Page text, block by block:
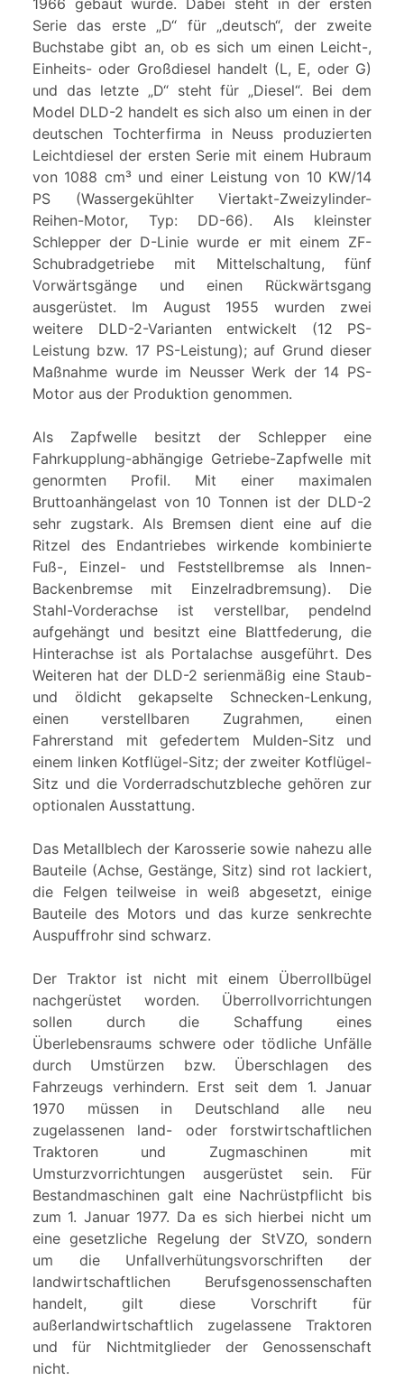
1966 gebaut wurde. Dabei steht in der ersten
Serie das erste „D“ für „deutsch“, der zweite
Buchstabe gibt an, ob es sich um einen Leicht-,
Einheits- oder Großdiesel handelt (L, E, oder G)
und das letzte „D“ steht für „Diesel“. Bei dem
Model DLD-2 handelt es sich also um einen in der
deutschen Tochterfirma in Neuss produzierten
Leichtdiesel der ersten Serie mit einem Hubraum
von 1088 cm³ und einer Leistung von 10 KW/14
PS (Wassergekühlter Viertakt-Zweizylinder-
Reihen-Motor, Typ: DD-66). Als kleinster
Schlepper der D-Linie wurde er mit einem ZF-
Schubradgetriebe mit Mittelschaltung, fünf
Vorwärtsgänge und einen Rückwärtsgang
ausgerüstet. Im August 1955 wurden zwei
weitere DLD-2-Varianten entwickelt (12 PS-
Leistung bzw. 17 PS-Leistung); auf Grund dieser
Maßnahme wurde im Neusser Werk der 14 PS-
Motor aus der Produktion genommen.
Als Zapfwelle besitzt der Schlepper eine
Fahrkupplung-abhängige Getriebe-Zapfwelle mit
genormten Profil. Mit einer maximalen
Bruttoanhängelast von 10 Tonnen ist der DLD-2
sehr zugstark. Als Bremsen dient eine auf die
Ritzel des Endantriebes wirkende kombinierte
Fuß-, Einzel- und Feststellbremse als Innen-
Backenbremse mit Einzelradbremsung). Die
Stahl-Vorderachse ist verstellbar, pendelnd
aufgehängt und besitzt eine Blattfederung, die
Hinterachse ist als Portalachse ausgeführt. Des
Weiteren hat der DLD-2 serienmäßig eine Staub-
und öldicht gekapselte Schnecken-Lenkung,
einen verstellbaren Zugrahmen, einen
Fahrerstand mit gefedertem Mulden-Sitz und
einem linken Kotflügel-Sitz; der zweiter Kotflügel-
Sitz und die Vorderradschutzbleche gehören zur
optionalen Ausstattung.
Das Metallblech der Karosserie sowie nahezu alle
Bauteile (Achse, Gestänge, Sitz) sind rot lackiert,
die Felgen teilweise in weiß abgesetzt, einige
Bauteile des Motors und das kurze senkrechte
Auspuffrohr sind schwarz.
Der Traktor ist nicht mit einem Überrollbügel
nachgerüstet worden. Überrollvorrichtungen
sollen durch die Schaffung eines
Überlebensraums schwere oder tödliche Unfälle
durch Umstürzen bzw. Überschlagen des
Fahrzeugs verhindern. Erst seit dem 1. Januar
1970 müssen in Deutschland alle neu
zugelassenen land- oder forstwirtschaftlichen
Traktoren und Zugmaschinen mit
Umsturzvorrichtungen ausgerüstet sein. Für
Bestandmaschinen galt eine Nachrüstpflicht bis
zum 1. Januar 1977. Da es sich hierbei nicht um
eine gesetzliche Regelung der StVZO, sondern
um die Unfallverhütungsvorschriften der
landwirtschaftlichen Berufsgenossenschaften
handelt, gilt diese Vorschrift für
außerlandwirtschaftlich zugelassene Traktoren
und für Nichtmitglieder der Genossenschaft
nicht.